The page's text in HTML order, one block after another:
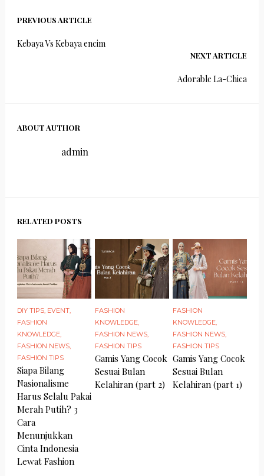
PREVIOUS ARTICLE
Kebaya Vs Kebaya encim
NEXT ARTICLE
Adorable La-Chica
ABOUT AUTHOR
admin
RELATED POSTS
DIY TIPS, EVENT,
FASHION
KNOWLEDGE,
FASHION NEWS,
FASHION TIPS
Siapa Bilang
Nasionalisme
Harus Selalu Pakai
Merah Putih? 3
Cara
Menunjukkan
Cinta Indonesia
Lewat Fashion
FASHION
KNOWLEDGE,
FASHION NEWS,
FASHION TIPS
Gamis Yang Cocok
Sesuai Bulan
Kelahiran (part 2)
FASHION
KNOWLEDGE,
FASHION NEWS,
FASHION TIPS
Gamis Yang Cocok
Sesuai Bulan
Kelahiran (part 1)